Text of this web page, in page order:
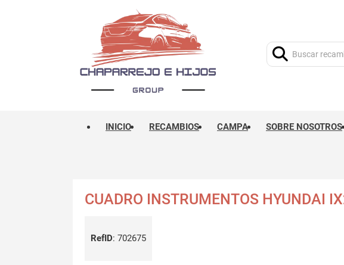
INICIO RECAMBIOS CAMPA SOBRE NOSOTROS
CUADRO INSTRUMENTOS HYUNDAI
RefID: 702675